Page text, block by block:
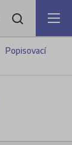
Popisovací